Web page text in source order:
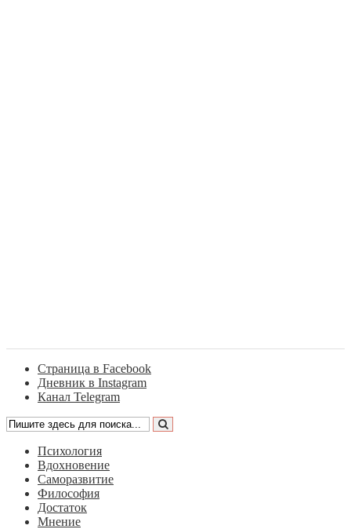
Страница в Facebook
Дневник в Instagram
Канал Telegram
Психология
Вдохновение
Саморазвитие
Философия
Достаток
Мнение